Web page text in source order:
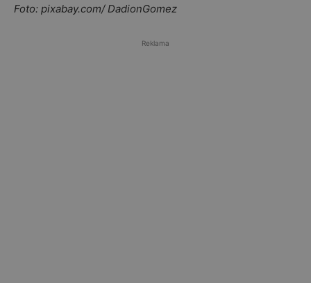
Foto: pixabay.com/DadionGomez
Reklama